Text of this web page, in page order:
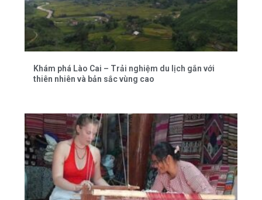
Khám phá Lào Cai – Trải nghiệm du lịch gắn với
thiên nhiên và bản sắc vùng cao